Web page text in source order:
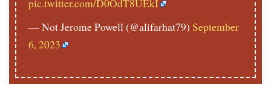
pic.twitter.com/D0OdT8UEkI
— Not Jerome Powell (@alifarhat79) September
6, 2023